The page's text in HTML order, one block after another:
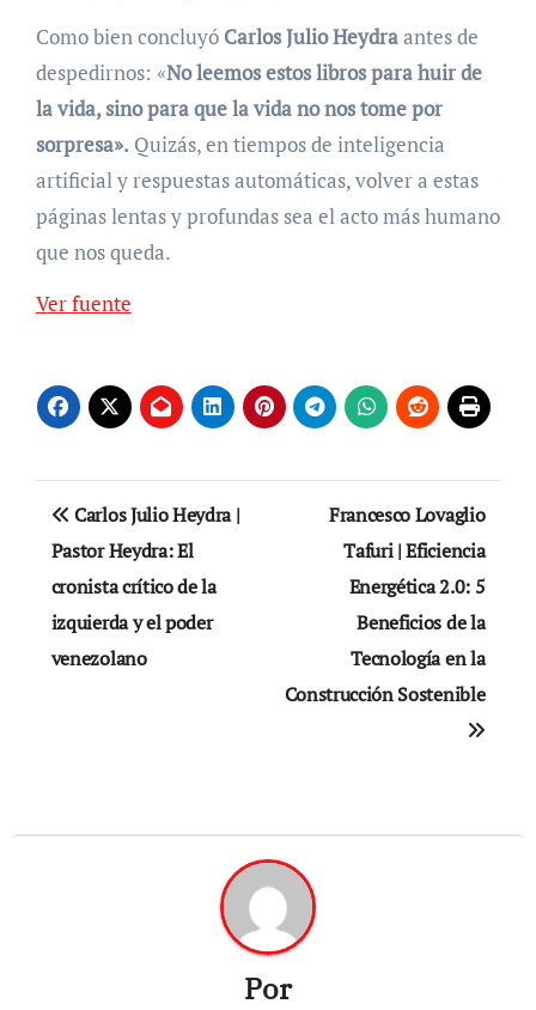
Como bien concluyó Carlos Julio Heydraantes de
despedirnos: «No leemos estos libros para huir de
la vida, sino para que la vida no nos tome por
sorpresa». Quizás, en tiempos de inteligencia
artificial y respuestas automáticas, volver a estas
páginas lentas y profundas sea el acto más humano
que nos queda.
Navegación
entradas
Ver fuente
Navegación
de
entradas
Carlos Julio Heydra |
Pastor Heydra: El
cronista crítico de la
izquierda y el poder
venezolano
Francesco Lovaglio
Tafuri | Eficiencia
Energética 2.0: 5
Beneficios de la
Tecnología en la
Construcción Sostenible
Por